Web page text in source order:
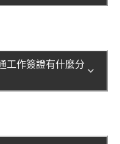
工作簽證有什麼分